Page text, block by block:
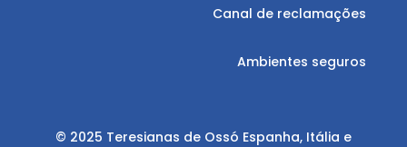
Canal de reclamações
Ambientes seguros
© 2025 Teresianas de Ossó Espanha, Itália e